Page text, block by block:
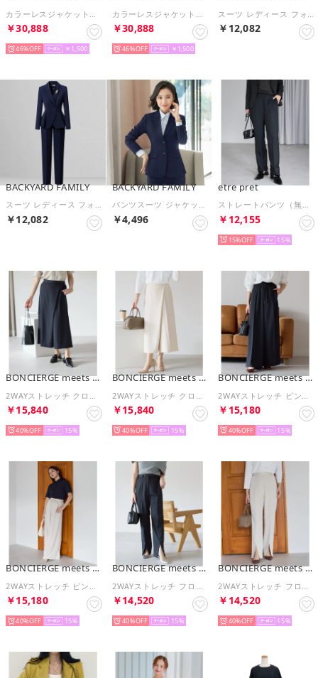
カラーレスジャケット＋ブラウス＋ワイドパンツ3点スーツ （ネイビー）
￥30,888
46% ￥1,500
カラーレスジャケット＋ブラウス＋ワイドパンツ3点スーツ （ブラック）
￥30,888
46% ￥1,500
スーツ レディース フォーマル （ロングパンツ×ブラック）
￥12,082
BACKYARD FAMILY
スーツ レディース フォーマル （ロングパンツ×ネイビー）
￥12,082
BACKYARD FAMILY
パンツスーツ ジャケット （ネイビー）
￥4,496
etre pret
ストレートパンツ（無地） （ブラック）
￥12,155
15% 15
BONCIERGE meets Audire
￥15,840
40% 15
BONCIERGE meets Audire
￥15,840
40% 15
BONCIERGE meets Audire
￥15,180
40% 15
BONCIERGE meets Audire
￥15,180
40% 15
BONCIERGE meets Audire
￥14,520
40% 15
BONCIERGE meets Audire
￥14,520
40% 15